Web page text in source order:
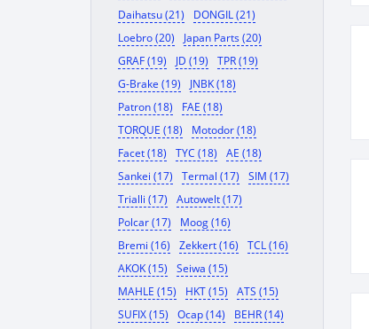
Daihatsu (21)
DONGIL (21)
Loebro (20)
Japan Parts (20)
GRAF (19)
JD (19)
TPR (19)
G-Brake (19)
JNBK (18)
Patron (18)
FAE (18)
TORQUE (18)
Motodor (18)
Facet (18)
TYC (18)
AE (18)
Sankei (17)
Termal (17)
SIM (17)
Trialli (17)
Autowelt (17)
Polcar (17)
Moog (16)
Bremi (16)
Zekkert (16)
TCL (16)
AKOK (15)
Seiwa (15)
MAHLE (15)
HKT (15)
ATS (15)
SUFIX (15)
Ocap (14)
BEHR (14)